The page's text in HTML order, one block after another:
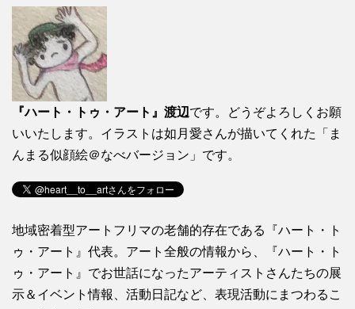
『ハート・トゥ・アート』渡辺です。どうぞよろしくお願
いいたします。イラストは如月愛さんが描いてくれた「ま
んまる似顔絵＠なべバージョン」です。
地域密着型アートフリマの老舗的存在である『ハート・ト
ゥ・アート』代表。アート全般の情報から、『ハート・ト
ゥ・アート』でお世話になったアーティストさんたちの展
示＆イベント情報、活動日記など、表現活動にまつわるこ